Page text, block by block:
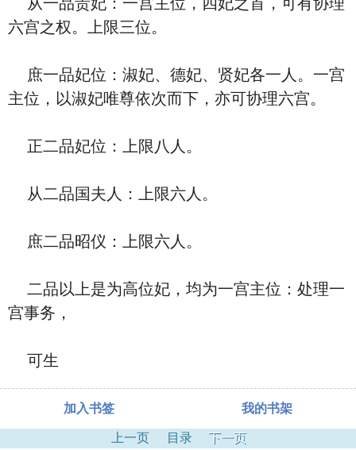
六宫之权。上限三位。
庶一品妃位：淑妃、德妃、贤妃各一人。一宫
主位，以淑妃唯尊依次而下，亦可协理六宫。
正二品妃位：上限八人。
从二品国夫人：上限六人。
庶二品昭仪：上限六人。
二品以上是为高位妃，均为一宫主位：处理一
宫事务，
可生
加入书签 我的书架
上一页 目录 下一页